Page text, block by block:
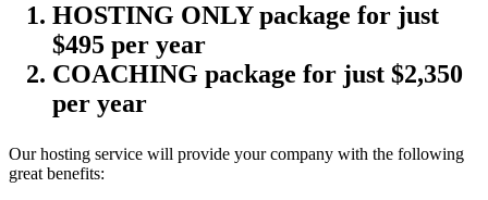
HOSTING ONLYpackage for just
$495 per year
COACHING package for just $2,350
per year
Our hosting service will provide your company with the following
great benefits: